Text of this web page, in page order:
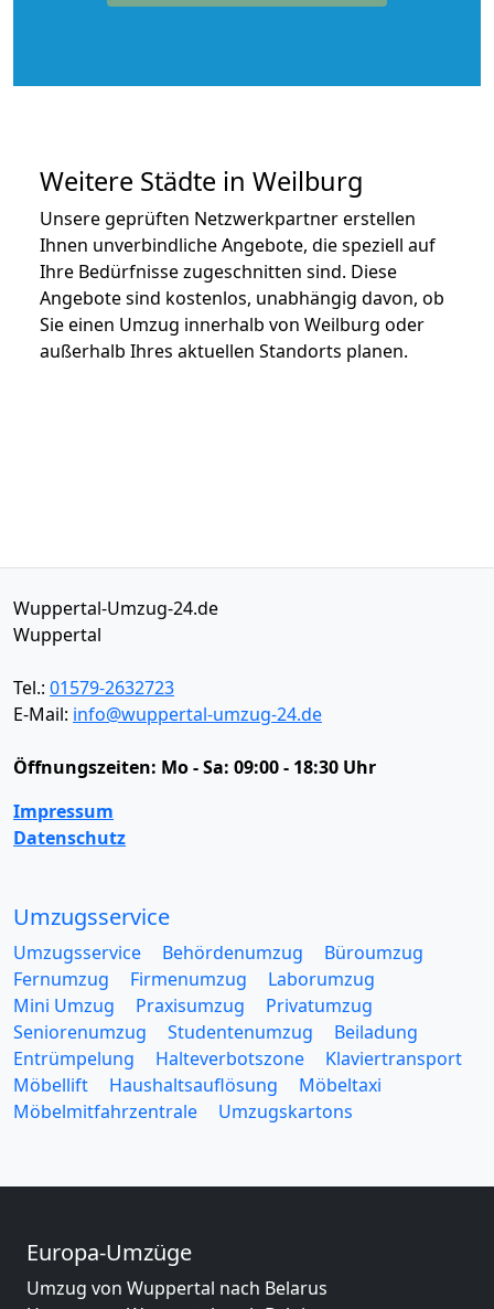
Weitere Städte in Weilburg
Unsere geprüften Netzwerkpartner erstellen
Ihnen unverbindliche Angebote, die speziell auf
Ihre Bedürfnisse zugeschnitten sind. Diese
Angebote sind kostenlos, unabhängig davon, ob
Sie einen Umzug innerhalb von Weilburg oder
außerhalb Ihres aktuellen Standorts planen.
Wuppertal-Umzug-24.de
Wuppertal
Tel.: 01579-2632723
E-Mail: info@wuppertal-umzug-24.de
Öffnungszeiten: Mo - Sa: 09:00 - 18:30 Uhr
Impressum
Datenschutz
Umzugsservice
Umzugsservice Behördenumzug
Büroumzug
Fernumzug
Firmenumzug
Laborumzug
Mini Umzug
Praxisumzug
Privatumzug
Seniorenumzug
Studentenumzug
Beiladung
Entrümpelung
Halteverbotszone
Klaviertransport
Möbellift
Haushaltsauflösung
Möbeltaxi
Möbelmitfahrzentrale
Umzugskartons
Europa-Umzüge
Umzug von Wuppertal nach Belarus